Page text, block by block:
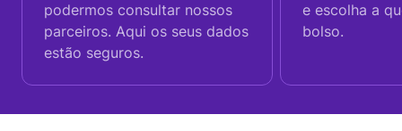
podermos consultar nossos
parceiros. Aqui os seus dados
estão seguros.
e escolha a
bolso.